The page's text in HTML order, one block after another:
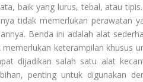
baik yang lurus, tebal, atau
tidak memerlukan perawatan
Benda ini adalah alat
memerlukan keterampilan khusus
dijadikan salah satu alat
penting untuk digunakan